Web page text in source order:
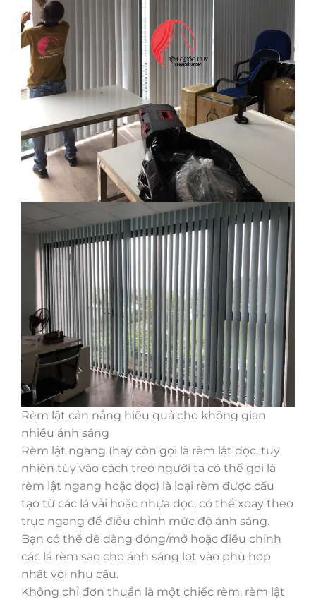
Rèm lật cản nắng hiệu quả cho không gian
nhiều ánh sáng
Rèm lật ngang (hay còn gọi là rèm lật dọc, tuy
nhiên tùy vào cách treo người ta có thể gọi là
rèm lật ngang hoặc dọc) là loại rèm được cấu
tạo từ các lá vải hoặc nhựa dọc, có thể xoay theo
trục ngang để điều chỉnh mức độ ánh sáng.
Bạn có thể dễ dàng đóng/mở hoặc điều chỉnh
các lá rèm sao cho ánh sáng lọt vào phù hợp
nhất với nhu cầu.
Không chỉ đơn thuần là một chiếc rèm, rèm lật